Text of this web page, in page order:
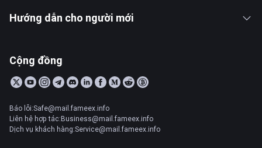
Hướng dẫn cho người mới
Cộng đồng
Báo lỗi:Safe@mail.fameex.info
Liên hệ hợp tác:Business@mail.fameex.info
Dịch vụ khách hàng:Service@mail.fameex.info